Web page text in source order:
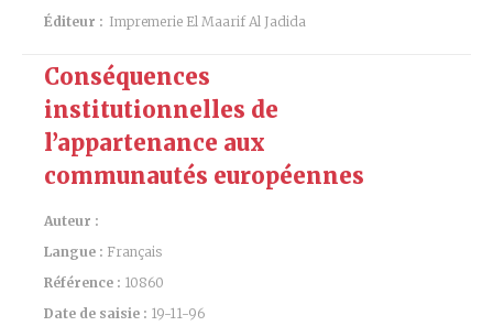
Éditeur : Impremerie El Maarif Al Jadida
Conséquences
institutionnelles de
l’appartenance aux
communautés européennes
Auteur :
Langue : Français
Référence : 10860
Date de saisie : 19-11-96